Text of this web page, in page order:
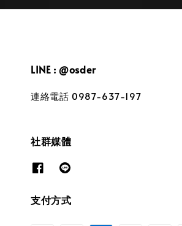
LINE : @osder
連絡電話 0987-637-197
社群媒體
支付方式